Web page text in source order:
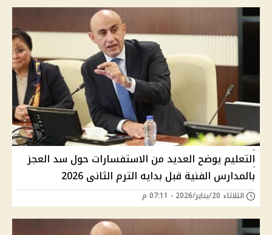
التعليم يوضح العديد من الاستفسارات حول سد العجز
بالمدارس الفنية قبل بدايه الترم الثانى 2026
الثلاثاء 20/يناير/2026 - 07:11 م